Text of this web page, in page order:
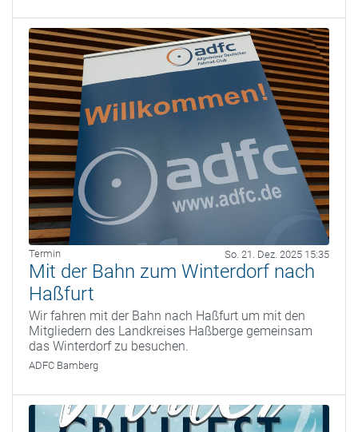
Termin So. 21. Dez. 2025 15:35
Mit der Bahn zum Winterdorf nach
Haßfurt
Wir fahren mit der Bahn nach Haßfurt um mit den
Mitgliedern des Landkreises Haßberge gemeinsam
das Winterdorf zu besuchen.
ADFC Bamberg